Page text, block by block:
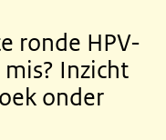
ronde HPV-
Inzicht
onder